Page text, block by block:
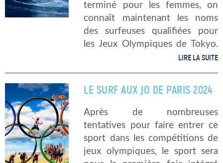
terminé pour les femmes, on
connaît maintenant les noms
des surfeuses qualifiées pour
les Jeux Olympiques de Tokyo.
C’est l’occasion de faire le point
peut […]
LIRE LA SUITE
LE SURF AUX JO DE PARIS 2024
Après de nombreuses
tentatives pour faire entrer ce
sport dans les compétitions de
jeux olympiques, le sport sera